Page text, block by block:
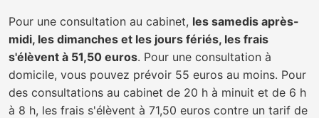
Pour une consultation au cabinet, les samedis après-
midi, les dimanches et les jours fériés, les frais
s'élèvent à 51,50 euros. Pour une consultation à
domicile, vous pouvez prévoir 55 euros au moins. Pour
des consultations au cabinet de 20 h à minuit et de 6 h
à 8 h, les frais s'élèvent à 71,50 euros contre un tarif de